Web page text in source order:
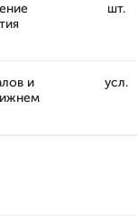
шт.
и
усл.